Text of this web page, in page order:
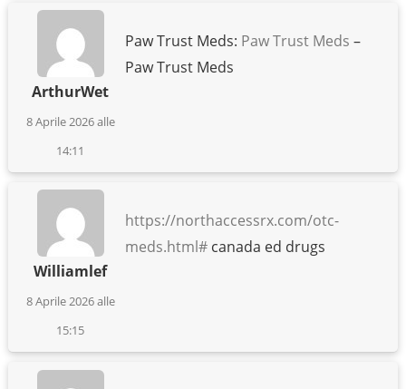
ArthurWet
8 Aprile 2026 alle
14:11
Paw Trust Meds: Paw Trust Meds –
Paw Trust Meds
Williamlef
8 Aprile 2026 alle
15:15
https://northaccessrx.com/otc-
meds.html#canada ed drugs